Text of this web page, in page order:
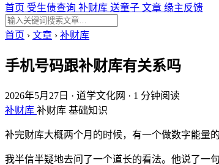
首页 受生债查询 补财库 送童子 文章 缘主反馈
首页 › 文章 › 补财库
手机号码跟补财库有关系吗
2026年5月27日 · 道学文化网 · 1 分钟阅读
补财库 补财库 基础知识
补完财库大概两个月的时候，有一个做数字能量
我半信半疑地去问了一个道长的看法。他说了一